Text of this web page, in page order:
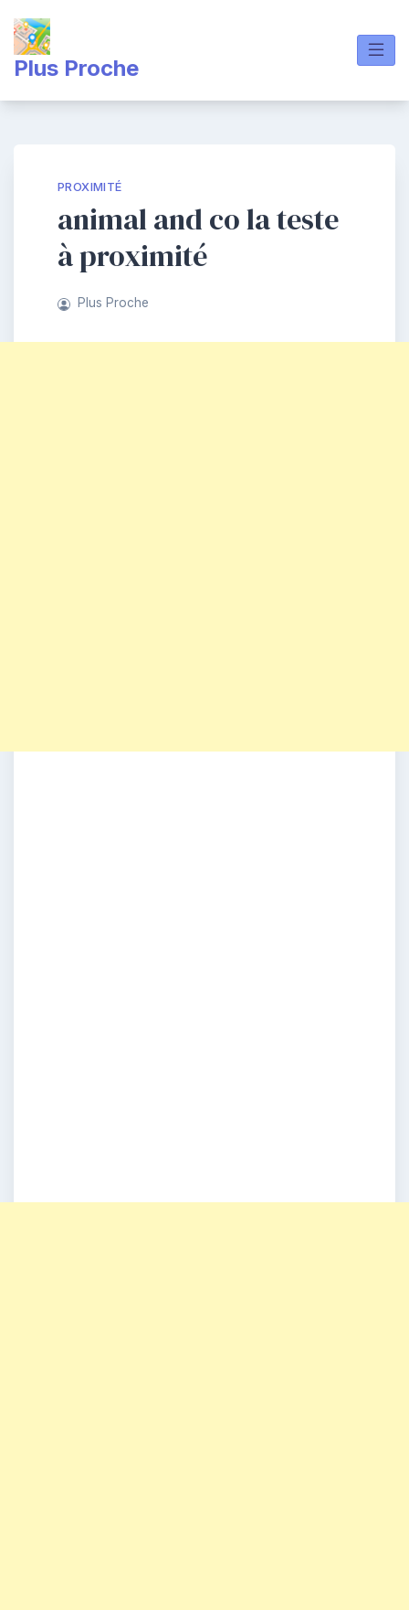
content
Plus Proche
PROXIMITÉ
animal and co la teste
à proximité
Plus Proche